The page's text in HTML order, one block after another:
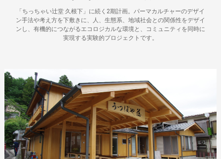
「ちっちゃい辻堂 久根下」に続く2期計画。パーマカルチャーのデザイ
ン手法や考え方を下敷きに、人、生態系、地域社会との関係性をデザイ
ンし、有機的につながるエコロジカルな環境と、コミュニティを同時に
実現する実験的プロジェクトです。